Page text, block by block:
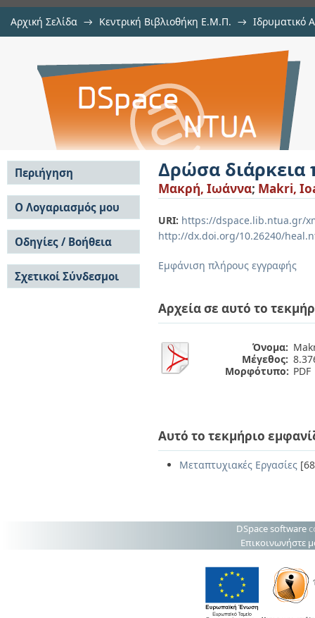
Αρχική Σελίδα → Κεντρική Βιβλιοθήκη Ε.Μ.Π. → Ιδρυματικό
Δρώσα διάρκεια παλμικών
Δρώσα
Μακρή, Ιωάννα; Makri,
URI: https://dspace.lib.ntua.gr/
http://dx.doi.org/10.26240/
Εμφάνιση πλήρους εγγραφής
Αρχεία σε αυτό το
Όνομα:
Μέγεθος:
Μορφότυπο: PDF
Αυτό το τεκμήριο
Μεταπτυχιακές Εργασίες
Περιήγηση
Σε όλο το DSpace
Κοινότητες & Συλλογές
Ανά Ημερομηνία
Έκδοσης
Συγγραφείς
Τίτλοι
Θέματα
Ο Λογαριασμός μου
Σύνδεση
Εγγραφή
Οδηγίες / Βοήθεια
Οδηγίες Υποβολής
Οδηγίες Χρήσης ΙΑ
Συχνές Ερωτήσεις
Σχετικοί Σύνδεσμοι
DSpace software
Επικοινωνήστε